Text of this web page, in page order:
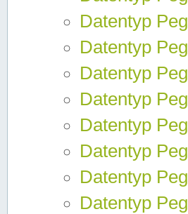
Datentyp
Datentyp
Datentyp
Datentyp
Datentyp
Datentyp
Datentyp
Datentyp